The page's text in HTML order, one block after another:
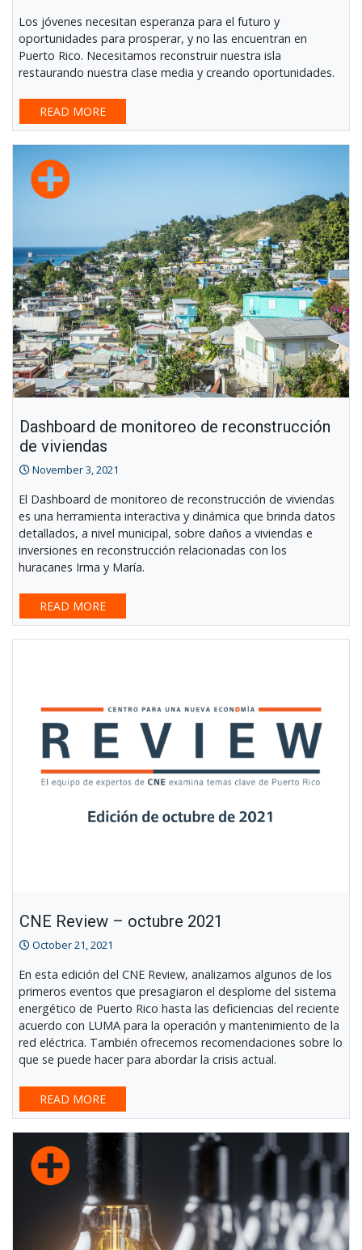
Los jóvenes necesitan esperanza para el futuro y
oportunidades para prosperar, y no las encuentran en
Puerto Rico. Necesitamos reconstruir nuestra isla
restaurando nuestra clase media y creando oportunidades.
READ MORE
Dashboard de monitoreo de reconstrucción
de viviendas
November 3, 2021
El Dashboard de monitoreo de reconstrucción de viviendas
es una herramienta interactiva y dinámica que brinda datos
detallados, a nivel municipal, sobre daños a viviendas e
inversiones en reconstrucción relacionadas con los
huracanes Irma y María.
READ MORE
CNE Review – octubre 2021
October 21, 2021
En esta edición del CNE Review, analizamos algunos de los
primeros eventos que presagiaron el desplome del sistema
energético de Puerto Rico hasta las deficiencias del reciente
acuerdo con LUMA para la operación y mantenimiento de la
red eléctrica. También ofrecemos recomendaciones sobre lo
que se puede hacer para abordar la crisis actual.
READ MORE